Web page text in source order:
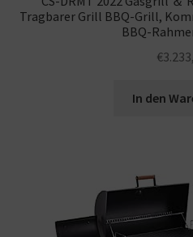
Tragbarer Grill BBQ-Grill,
BBQ-
€
In den